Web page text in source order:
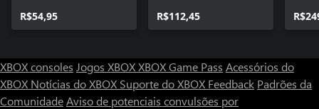
Upgrade
R$54,95
R$112,45
XBOX consoles Jogos XBOXXBOX Game Pass Acessórios do
XBOX Notícias do XBOX Suporte do XBOX Feedback Padrões da
ComunidadeAviso de potenciais convulsões por